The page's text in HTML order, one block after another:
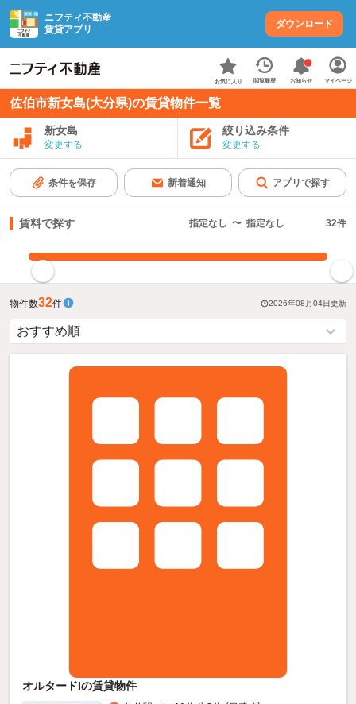
ニフティ不動産
賃貸アプリ
ダウンロード
お気に入り 閲覧履歴 お知らせ マイページ
佐伯市新女島(大分県)の賃貸物件一覧
新女島
変更する
絞り込み条件
変更する
条件を保存 新着通知 アプリで探す
賃料で探す 指定なし 〜 指定なし 32件
物件数32件 2026年08月04日更新
オルタードIの賃貸物件